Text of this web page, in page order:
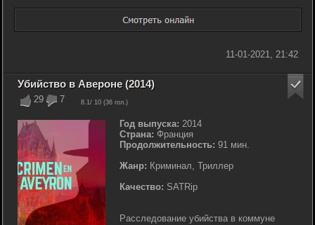
11-01-2021, 21:42
29 7 8.1/ 10 (36 гол.)
Убийство в Авероне (2014)
Год выпуска: 2014
Страна: Франция
Продолжительность: 91 мин.
Жанр: Криминал, Триллер
Качество: SATRip
Расследование убийства в коммуне